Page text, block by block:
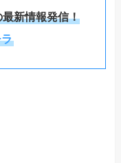
新情報発信！